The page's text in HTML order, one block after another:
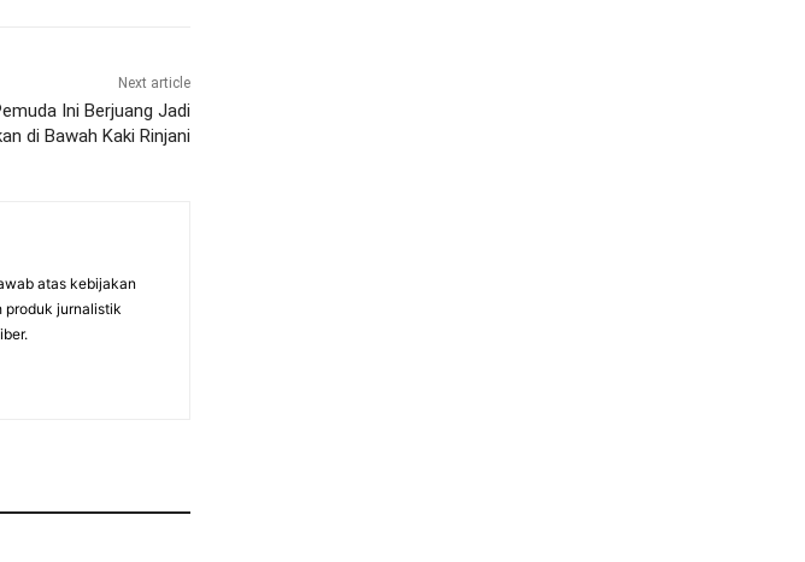
Next article
Ini Berjuang Jadi
di Bawah Kaki Rinjani
atas kebijakan
produk jurnalistik